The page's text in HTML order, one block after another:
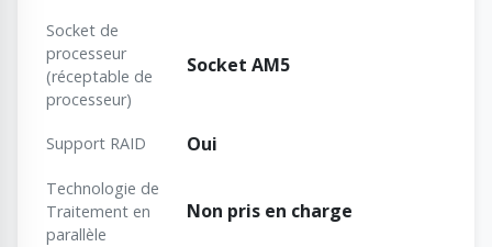
Socket de
processeur
(réceptable de
processeur)
Socket AM5
Support RAID Oui
Technologie de
Traitement en
parallèle
Non pris en charge